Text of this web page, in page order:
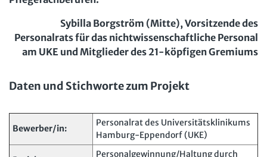
Soziales Recht
Digitales Arbeits- und Sozialrecht
Erklärung zur Barrierefreiheit
Widerruf
Widerrufsrecht
Verlag
Karriere Buchhandel
Sybilla Borgström (Mitte), Vorsitzende des
Personalrats für das nichtwissenschaftliche Personal
am UKE und Mitglieder des 21-köpfigen Gremiums
Daten und Stichworte zum Projekt
Bewerber/in:
Personalrat des Universitätsklinikums
Hamburg-Eppendorf (UKE)
Personalgewinnung/Haltung durch